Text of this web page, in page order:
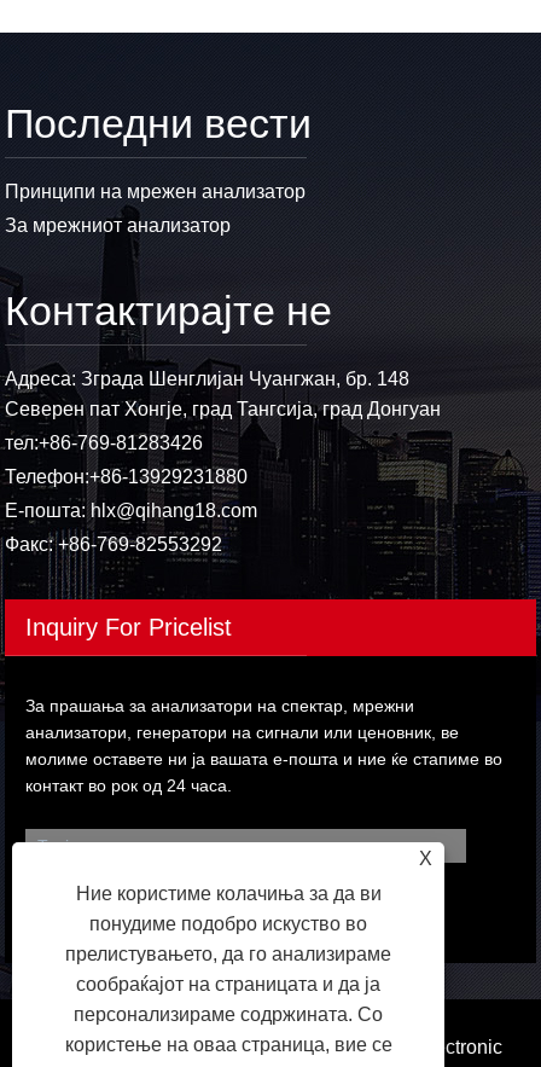
Последни вести
Принципи на мрежен анализатор
За мрежниот анализатор
Контактирајте не
Адреса: Зграда Шенглијан Чуангжан, бр. 148
Северен пат Хонгје, град Тангсија, град Донгуан
тел:+86-769-81283426
Телефон:+86-13929231880
Е-пошта: hlx@qihang18.com
Факс: +86-769-82553292
Inquiry For Pricelist
За прашања за анализатори на спектар, мрежни
анализатори, генератори на сигнали или ценовник, ве
молиме оставете ни ја вашата е-пошта и ние ќе стапиме во
контакт во рок од 24 часа.
Авторски права © 2023 Dongguan Qihang Electronic
X
Ние користиме колачиња за да ви
понудиме подобро искуство во
прелистувањето, да го анализираме
сообраќајот на страницата и да ја
персонализираме содржината. Со
користење на оваа страница, вие се